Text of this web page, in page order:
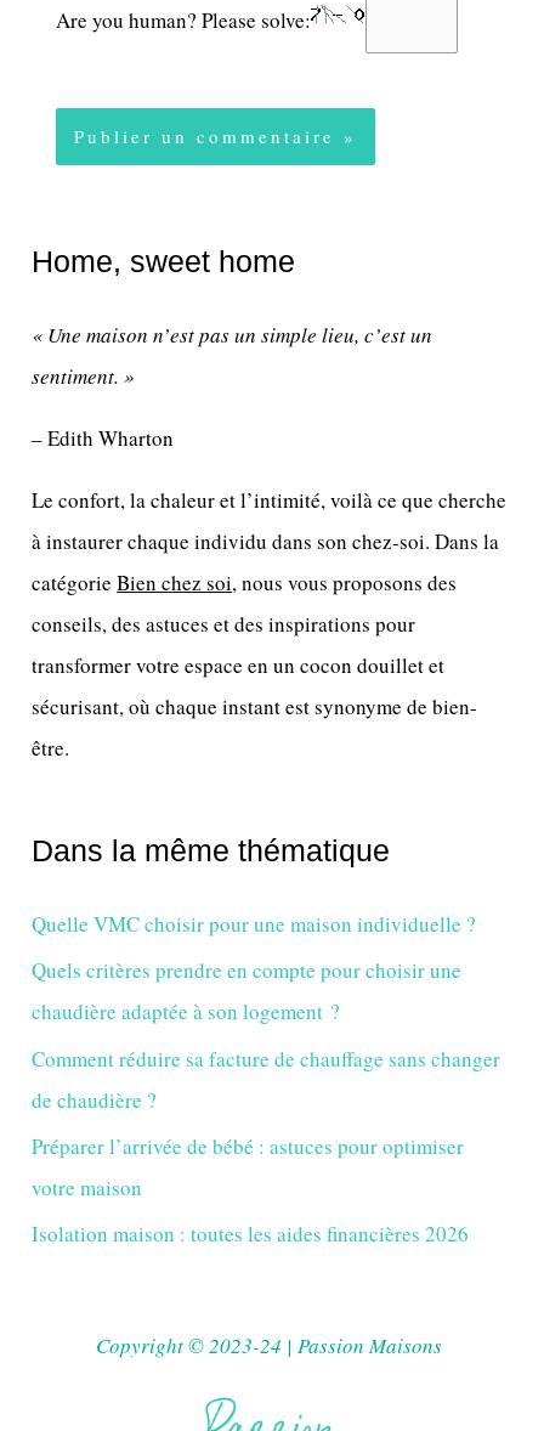
Are you human? Please solve:
Home, sweet home
« Une maison n’est pas un simple lieu, c’est un
sentiment. »
– Edith Wharton
Le confort, la chaleur et l’intimité, voilà ce que cherche
à instaurer chaque individu dans son chez-soi. Dans la
catégorieBien chez soi, nous vous proposons des
conseils, des astuces et des inspirations pour
transformer votre espace en un cocon douillet et
sécurisant, où chaque instant est synonyme de bien-
être.
Dans la même thématique
Quelle VMC choisir pour une maison individuelle ?
Quels critères prendre en compte pour choisir une
chaudière adaptée à son logement ?
Comment réduire sa facture de chauffage sans changer
de chaudière ?
Préparer l’arrivée de bébé : astuces pour optimiser
votre maison
Isolation maison : toutes les aides financières 2026
Copyright © 2023-24 | Passion Maisons